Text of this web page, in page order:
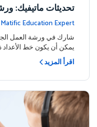
تحديثات ماتيفيك:
Matific Education Expert
شارك في ورشة العمل
يمكن أن يكون خط الأعداد
اقرأ المزيد